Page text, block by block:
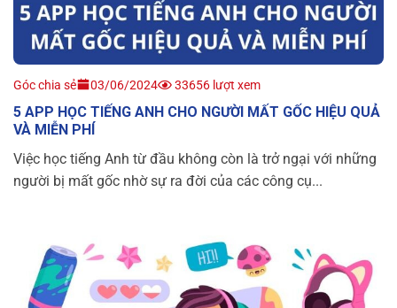
Góc chia sẻ 03/06/2024 33656 lượt xem
5 APP HỌC TIẾNG ANH CHO NGƯỜI MẤT GỐC HIỆU QUẢ
VÀ MIỄN PHÍ
Việc học tiếng Anh từ đầu không còn là trở ngại với những
người bị mất gốc nhờ sự ra đời của các công cụ...